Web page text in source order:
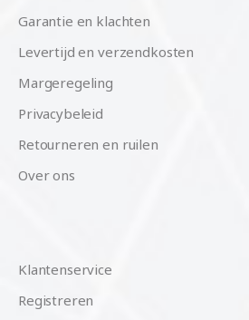
Garantie en klachten
Levertijd en verzendkosten
Margeregeling
Privacybeleid
Retourneren en ruilen
Over ons
Klantenservice
Registreren